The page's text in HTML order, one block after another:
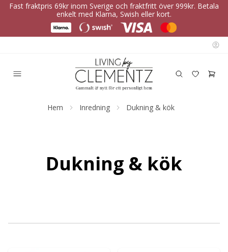
Fast fraktpris 69kr inom Sverige och fraktfritt över 999kr. Betala
enkelt med Klarna, Swish eller kort.
Hem Inredning Dukning & kök
Dukning & kök